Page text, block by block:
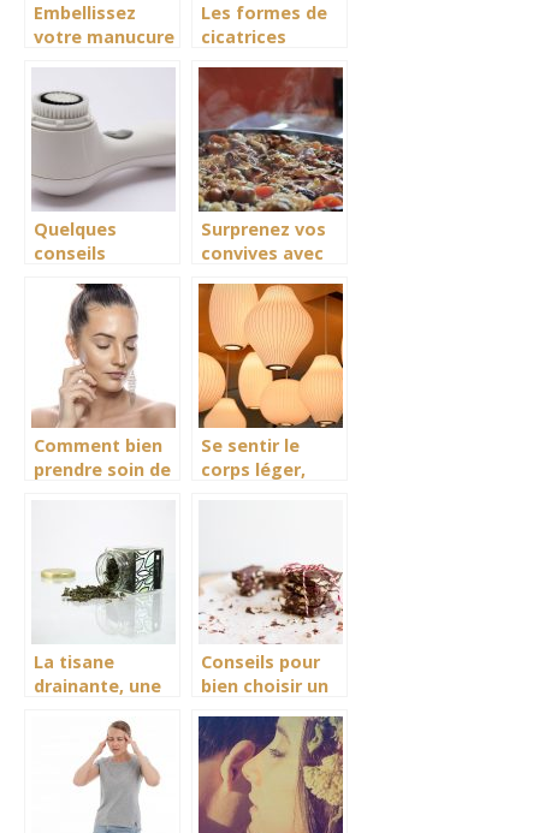
Embellissez
votre manucure
Les formes de
cicatrices
Quelques
conseils
la brosse
nettoyante
Surprenez vos
convives avec
grâce à votre
poêle à paella
Comment bien
prendre soin de
Se sentir le
corps léger,
La tisane
drainante, une
bien-être
Conseils pour
bien choisir un